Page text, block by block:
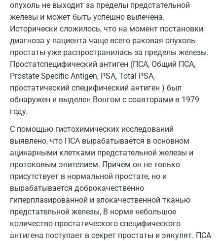
опухоль не выходит за пределы предстательной
железы и может быть успешно вылечена.
Исторически сложилось, что на момент постановки
диагноза у пациента чаще всего раковая опухоль
простаты уже распространилась за пределы железы.
Простатспецифический антиген (ПСА, Общий ПСА,
Prostate Specific Antigen, PSA, Total PSA,
простатический специфический антиген ) был
обнаружен и выделен Вонгом с соавторами в 1979
году.
С помощью гистохимических исследований
выявлено, что ПСА вырабатывается в основном
ацинарными клетками предстательной железы и
протоковым эпителием. Причем он не только
присутствует в нормальной простате, но и
вырабатывается доброкачественно
гиперплазированной и злокачественной тканью
предстательной железы, В норме небольшое
количество простатического специфического
антигена поступает в секрет простаты и эякулят. ПСА